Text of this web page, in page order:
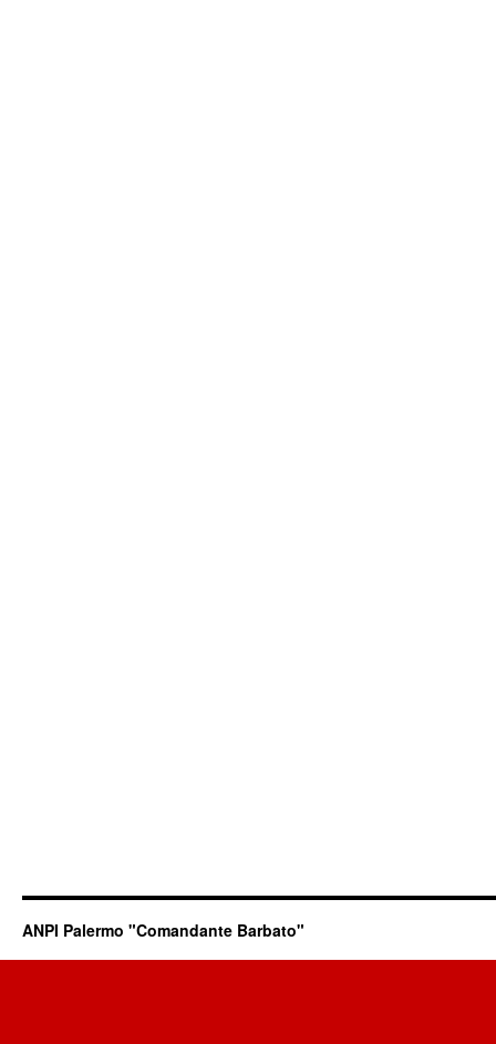
ANPI Palermo "Comandante Barbato"